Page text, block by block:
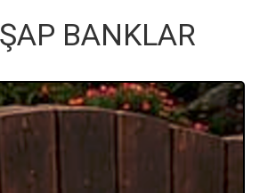
BANKLAR